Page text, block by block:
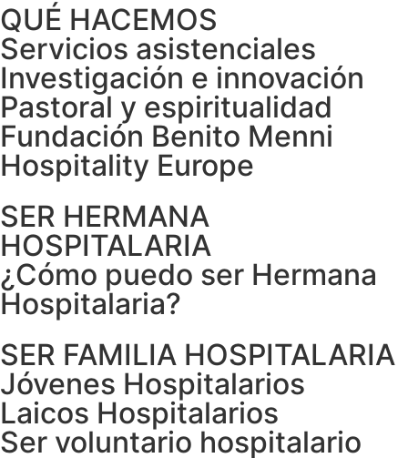
QUÉ HACEMOS
Servicios asistenciales
Investigación e innovación
Pastoral y espiritualidad
Fundación Benito Menni
Hospitality Europe
SER HERMANA
HOSPITALARIA
¿Cómo puedo ser Hermana
Hospitalaria?
SER FAMILIA HOSPITALARIA
Jóvenes Hospitalarios
Laicos Hospitalarios
Ser voluntario hospitalario